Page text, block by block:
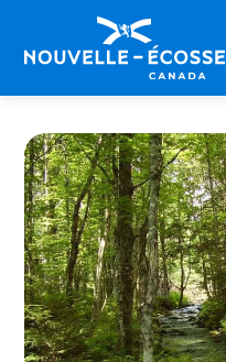
FRA
Home Gully Lake Trail